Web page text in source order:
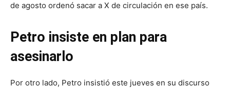
de agosto ordenó sacar a X de circulación en ese país.
Petro insiste en plan para
asesinarlo
Por otro lado, Petro insistió este jueves en su discurso